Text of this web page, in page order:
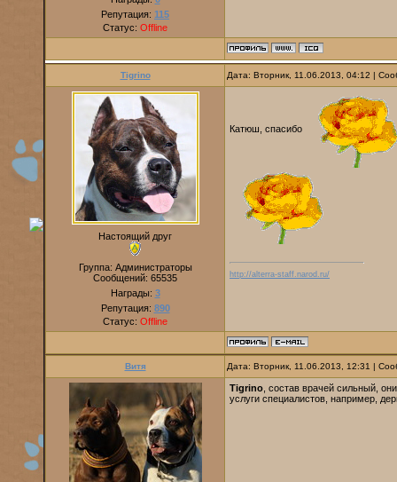
Репутация: 115
Статус: Offline
Tigrino Дата: Вторник, 11.06.2013, 04:12 |
Настоящий друг
Группа: Администраторы
Сообщений: 65535
Награды: 3
Репутация: 890
Статус: Offline
Катюш, спасибо
http://alterra-staff.narod.ru/
Витя Дата: Вторник, 11.06.2013, 12:31 |
Tigrino , состав врачей сильный,
услуги специалистов, например,